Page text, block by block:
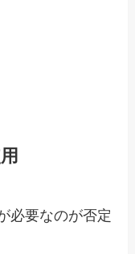
必要なのが否定